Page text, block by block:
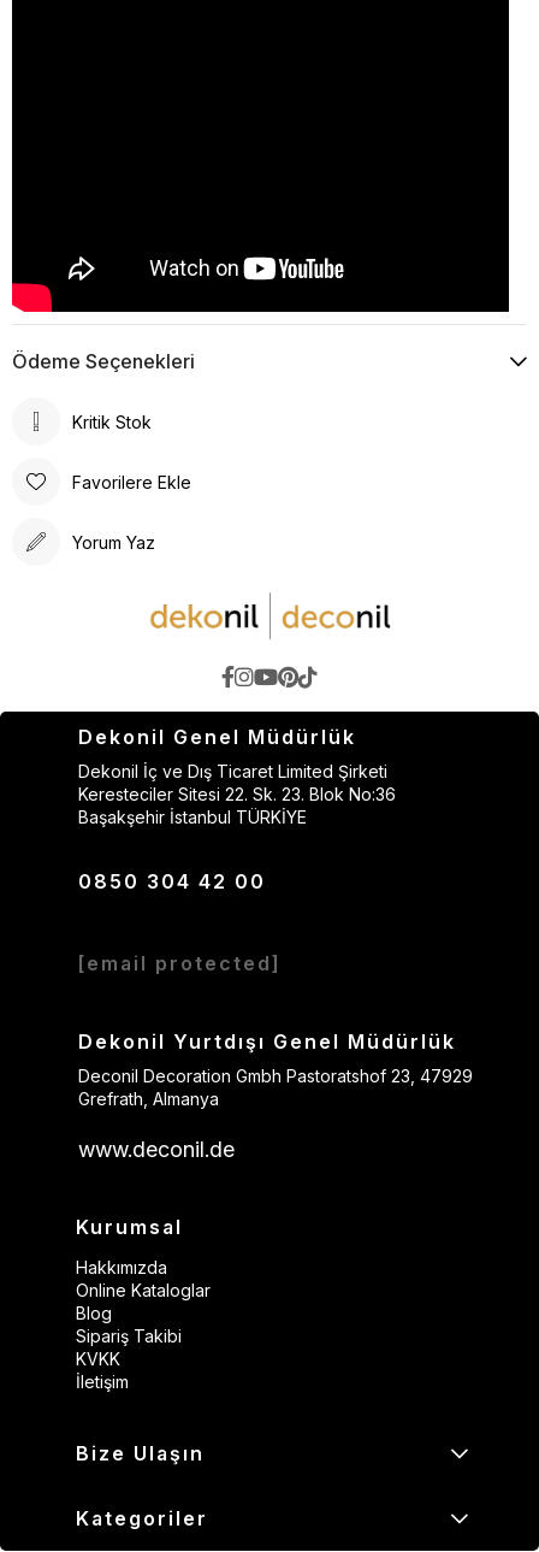
Ödeme Seçenekleri
Kritik Stok
Favorilere Ekle
Yorum Yaz
Dekonil Genel Müdürlük
Dekonil İç ve Dış Ticaret Limited Şirketi
Keresteciler Sitesi 22. Sk. 23. Blok No:36
Başakşehir İstanbul TÜRKİYE
0850 304 42 00
[email protected]
Dekonil Yurtdışı Genel Müdürlük
Deconil Decoration Gmbh Pastoratshof 23, 47929
Grefrath, Almanya
www.deconil.de
Kurumsal
Hakkımızda
Online Kataloglar
Blog
Sipariş Takibi
KVKK
İletişim
Bize Ulaşın
Kategoriler